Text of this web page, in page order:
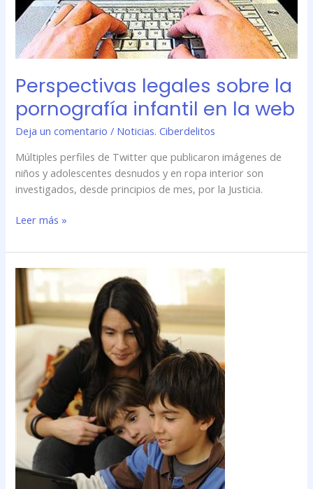
Perspectivas legales sobre la
pornografía infantil en la web
Deja un comentario / Noticias. Ciberdelitos
Múltiples perfiles de Twitter que publicaron imágenes de
niños y adolescentes desnudos y en ropa interior son
investigados, desde principios de mes, por la Justicia.
Leer más »
Cómo
cuidar
los
menores
los
riesgos
en
Internet